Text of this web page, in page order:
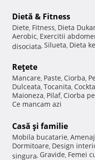
Dietă & Fitness
Diete, Fitness, Dieta
Aerobic, Exercitii
disociata, Silueta, Dieta
Reţete
Mancare, Paste, Ciorba,
Dulceata, Tocanita,
Maioneza, Pilaf, Ciorba
Ce mancam azi
Casă şi familie
Mobila bucatarie,
Dormitoare, Design
singura, Gravide, Femei